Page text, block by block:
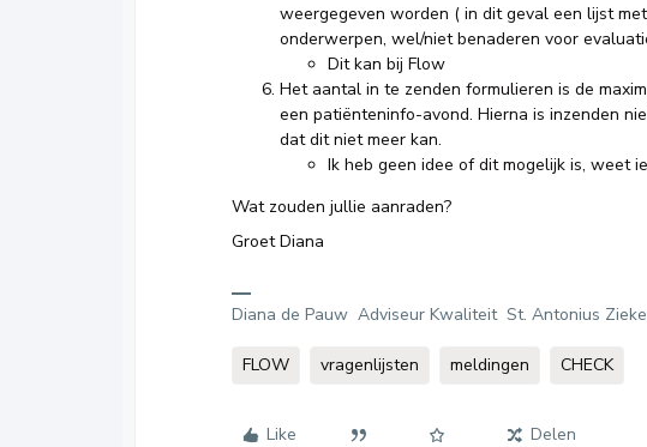
weergegeven worden ( in dit geval een lijst
onderwerpen, wel/niet benaderen voor
Dit kan bij Flow
Het aantal in te zenden formulieren is de
een patiënteninfo-avond. Hierna is inzenden
dat dit niet meer kan.
Ik heb geen idee of dit mogelijk is, weet
Wat zouden jullie aanraden?
Groet Diana
Diana de Pauw Adviseur Kwaliteit St. Antonius
FLOW vragenlijsten meldingen CHECK
Like Delen